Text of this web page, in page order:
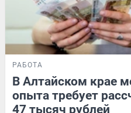
РАБОТА
В Алтайском крае
опыта требует
47 тысяч рублей